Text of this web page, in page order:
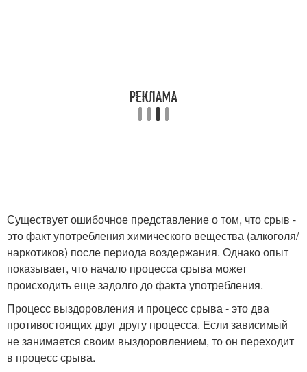
Существует ошибочное представление о том, что срыв -
это факт употребления химического вещества (алкоголя/
наркотиков) после периода воздержания. Однако опыт
показывает, что начало процесса срыва может
происходить еще задолго до факта употребления.
Процесс выздоровления и процесс срыва - это два
противостоящих друг другу процесса. Если зависимый
не занимается своим выздоровлением, то он переходит
в процесс срыва.